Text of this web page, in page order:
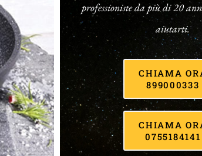
professioniste da più di 20
aiutarti.
CHIAMA
899000333
CHIAMA
0755184141